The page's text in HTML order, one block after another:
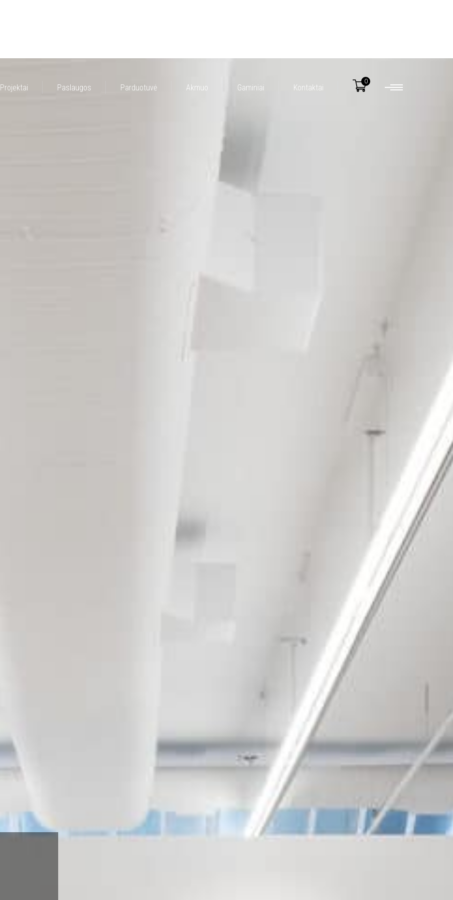
Projektai Paslaugos Parduotuvė Akmuo Gaminiai Kontaktai
0